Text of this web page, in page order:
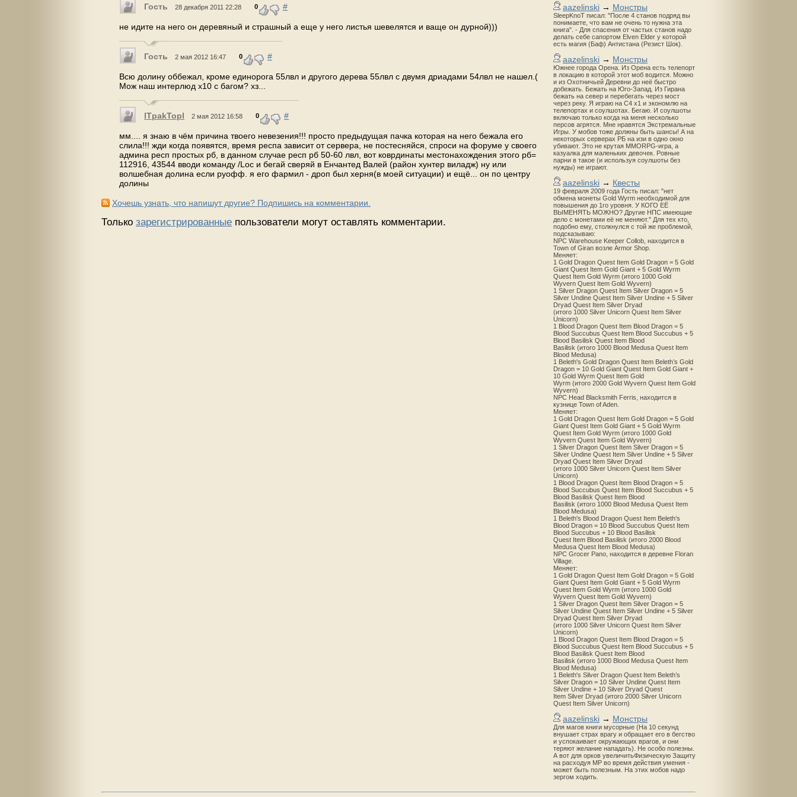
aazelinski → Монстры
SleepKnoT писал: "После 4 станов подряд вы
понимаете, что вам не очень то нужна эта
книга". - Для спасения от частых станов надо
делать себе сапортом Elven Elder у которой
есть магия (Баф) Антистана (Резист Шок).
aazelinski → Монстры
Южнее города Орена. Из Орена есть телепорт
в локацию в которой этот моб водится. Можно
и из Охотничьей Деревни до неё быстро
добежать. Бежать на Юго-Запад. Из Гирана
бежать на север и перебегать через мост
через реку. Я играю на С4 х1 и экономлю на
телепортах и соулшотах. Бегаю. И соулшоты
включаю только когда на меня несколько
персов агрятся. Мне нравятся Экстремальные
Игры. У мобов тоже должны быть шансы! А на
некоторых серверах РБ на изи в одно окно
убивают. Это не крутая MMORPG-игра, а
казуалка для маленьких девочек. Ровные
парни в такое (и используя соулшоты без
нужды) не играют.
aazelinski → Квесты
19 февраля 2009 года Гость писал: "нет
обмена монеты Gold Wyrm необходимой для
повышения до 1го уровня. У КОГО ЕЁ
ВЫМЕНЯТЬ МОЖНО? Другие НПС имеющие
дело с монетами её не меняют." Для тех кто,
подобно ему, столкнулся с той же проблемой,
подсказываю:
NPC Warehouse Keeper Collob, находится в
Town of Giran возле Armor Shop.
Меняет:
1 Gold Dragon Quest Item Gold Dragon = 5 Gold
Giant Quest Item Gold Giant + 5 Gold Wyrm
Quest Item Gold Wyrm (итого 1000 Gold
Wyvern Quest Item Gold Wyvern)
1 Silver Dragon Quest Item Silver Dragon = 5
Silver Undine Quest Item Silver Undine + 5 Silver
Dryad Quest Item Silver Dryad
(итого 1000 Silver Unicorn Quest Item Silver
Unicorn)
1 Blood Dragon Quest Item Blood Dragon = 5
Blood Succubus Quest Item Blood Succubus + 5
Blood Basilisk Quest Item Blood
Basilisk (итого 1000 Blood Medusa Quest Item
Blood Medusa)
1 Beleth's Gold Dragon Quest Item Beleth’s Gold
Dragon = 10 Gold Giant Quest Item Gold Giant +
10 Gold Wyrm Quest Item Gold
Wyrm (итого 2000 Gold Wyvern Quest Item Gold
Wyvern)
NPC Head Blacksmith Ferris, находится в
кузнице Town of Aden.
Меняет:
1 Gold Dragon Quest Item Gold Dragon = 5 Gold
Giant Quest Item Gold Giant + 5 Gold Wyrm
Quest Item Gold Wyrm (итого 1000 Gold
Wyvern Quest Item Gold Wyvern)
1 Silver Dragon Quest Item Silver Dragon = 5
Silver Undine Quest Item Silver Undine + 5 Silver
Dryad Quest Item Silver Dryad
(итого 1000 Silver Unicorn Quest Item Silver
Unicorn)
1 Blood Dragon Quest Item Blood Dragon = 5
Blood Succubus Quest Item Blood Succubus + 5
Blood Basilisk Quest Item Blood
Basilisk (итого 1000 Blood Medusa Quest Item
Blood Medusa)
1 Beleth's Blood Dragon Quest Item Beleth’s
Blood Dragon = 10 Blood Succubus Quest Item
Blood Succubus + 10 Blood Basilisk
Quest Item Blood Basilisk (итого 2000 Blood
Medusa Quest Item Blood Medusa)
NPC Grocer Pano, находится в деревне Floran
Village.
Меняет:
1 Gold Dragon Quest Item Gold Dragon = 5 Gold
Giant Quest Item Gold Giant + 5 Gold Wyrm
Quest Item Gold Wyrm (итого 1000 Gold
Wyvern Quest Item Gold Wyvern)
1 Silver Dragon Quest Item Silver Dragon = 5
Silver Undine Quest Item Silver Undine + 5 Silver
Dryad Quest Item Silver Dryad
(итого 1000 Silver Unicorn Quest Item Silver
Unicorn)
1 Blood Dragon Quest Item Blood Dragon = 5
Blood Succubus Quest Item Blood Succubus + 5
Blood Basilisk Quest Item Blood
Basilisk (итого 1000 Blood Medusa Quest Item
Blood Medusa)
1 Beleth's Silver Dragon Quest Item Beleth’s
Silver Dragon = 10 Silver Undine Quest Item
Silver Undine + 10 Silver Dryad Quest
Item Silver Dryad (итого 2000 Silver Unicorn
Quest Item Silver Unicorn)
aazelinski → Монстры
Для магов книги мусорные (На 10 секунд
внушает страх врагу и обращает его в бегство
и успокаивает окружающих врагов, и они
теряют желание нападать). Не особо полезны.
А вот для орков увеличитьФизическую Защиту
на расходуя MP во время действия умения -
может быть полезным. На этих мобов надо
зергом ходить.
Гость 28 декабря 2011 22:28 0 #
не идите на него он деревяный и страшный а еще у него листья шевелятся и ваще он дурной)))
Гость 2 мая 2012 16:47 0 #
Всю долину оббежал, кроме единорога 55лвл и другого дерева 55лвл с двумя дриадами 54лвл не нашел.(
Мож наш интерлюд х10 с багом? хз...
lTpakTopl 2 мая 2012 16:58 0 #
мм.... я знаю в чём причина твоего невезения!!! просто предыдущая пачка которая на него бежала его
слила!!! жди когда появятся, время респа зависит от сервера, не постесняйся, спроси на форуме у своего
админа респ простых рб, в данном случае респ рб 50-60 лвл, вот коврдинаты местонахождения этого рб=
112916, 43544 вводи команду /Loc и бегай сверяй в Енчантед Валей (район хунтер виладж) ну или
волшебная долина если руофф. я его фармил - дроп был херня(в моей ситуации) и ещё... он по центру
долины
Хочешь узнать, что напишут другие? Подпишись на комментарии.
Только зарегистрированные пользователи могут оставлять комментарии.